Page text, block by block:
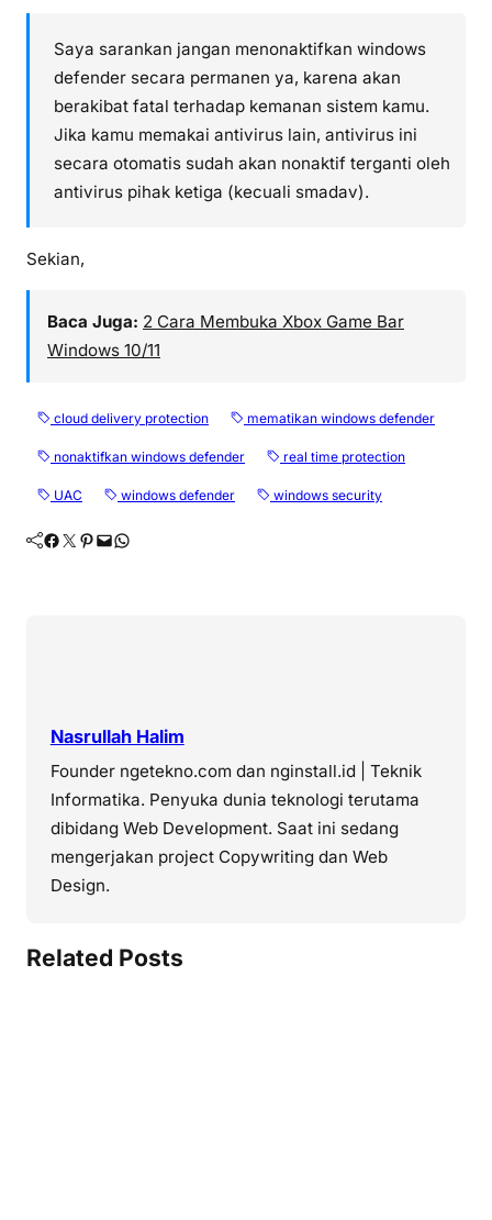
Saya sarankan jangan menonaktifkan windows
defender secara permanen ya, karena akan
berakibat fatal terhadap kemanan sistem kamu.
Jika kamu memakai antivirus lain, antivirus ini
secara otomatis sudah akan nonaktif terganti oleh
antivirus pihak ketiga (kecuali smadav).
Sekian,
Baca Juga: 2 Cara Membuka Xbox Game Bar
Windows 10/11
cloud delivery protection mematikan windows defender
nonaktifkan windows defender real time protection
UAC windows defender windows security
Facebook Twitter Pinterest Mail WhatsApp
Nasrullah Halim
Founder ngetekno.com dan nginstall.id | Teknik
Informatika. Penyuka dunia teknologi terutama
dibidang Web Development. Saat ini sedang
mengerjakan project Copywriting dan Web
Design.
Related Posts